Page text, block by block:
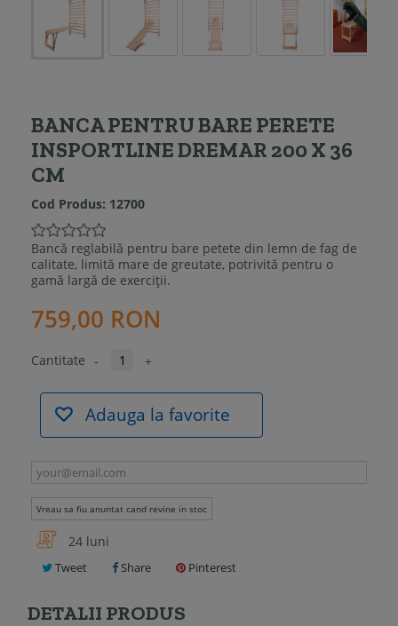
BANCA PENTRU BARE PERETE
INSPORTLINE DREMAR 200 X 36
CM
Cod Produs: 12700
Bancă reglabilă pentru bare petete din lemn de fag de
calitate, limită mare de greutate, potrivită pentru o
gamă largă de exerciții.
759,00 RON
Cantitate - +
Adauga la favorite
Vreau sa fiu anuntat cand revine in stoc
24 luni
Tweet Share Pinterest
DETALII PRODUS